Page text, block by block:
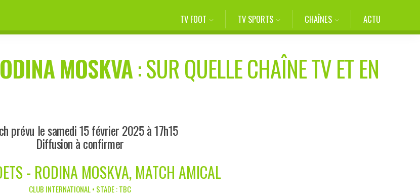
TV FOOT TV SPORTS CHAÎNES ACTU
MOSKVA: SUR QUELLE CHAÎNE TV ET EN
prévu le samedi 15 février 2025 à 17h15
Diffusion à confirmer
- RODINA MOSKVA, MATCH AMICAL
CLUB INTERNATIONAL • STADE : TBC